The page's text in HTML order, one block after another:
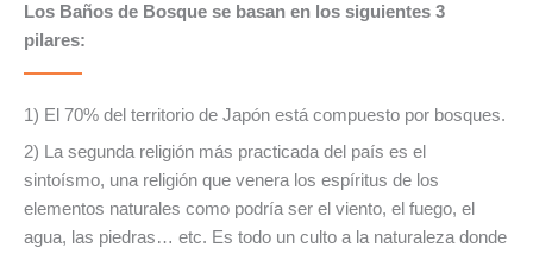
Los Baños de Bosque se basan en los siguientes 3
pilares:
1) El 70% del territorio de Japón está compuesto por bosques.
2) La segunda religión más practicada del país es el
sintoísmo, una religión que venera los espíritus de los
elementos naturales como podría ser el viento, el fuego, el
agua, las piedras… etc. Es todo un culto a la naturaleza donde